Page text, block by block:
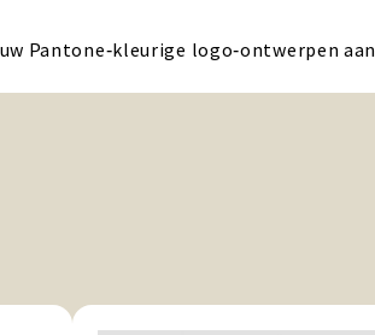
Pantone‑kleurige logo‑ontwerpen aan